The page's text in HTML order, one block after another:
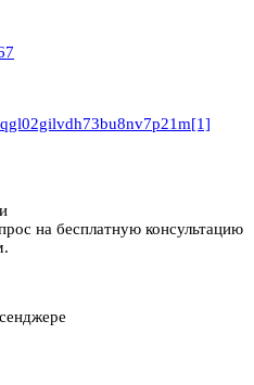
на бесплатную консультацию